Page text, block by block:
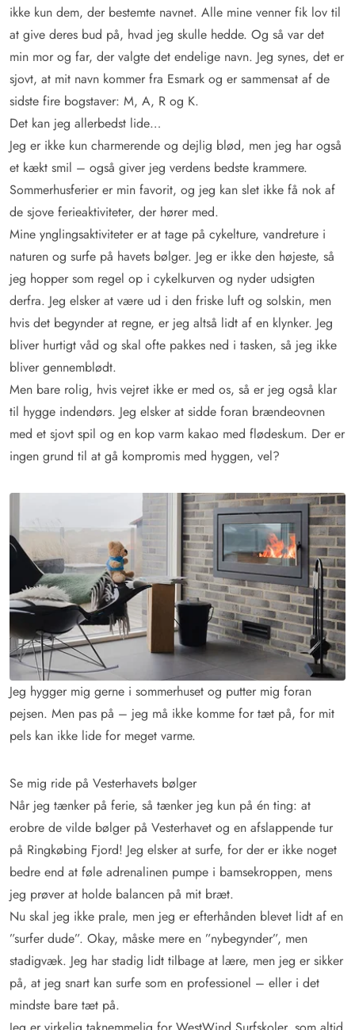
ikke kun dem, der bestemte navnet. Alle mine venner fik lov til
at give deres bud på, hvad jeg skulle hedde. Og så var det
min mor og far, der valgte det endelige navn. Jeg synes, det er
sjovt, at mit navn kommer fra Esmark og er sammensat af de
sidste fire bogstaver: M, A, R og K.
Det kan jeg allerbedst lide…
Jeg er ikke kun charmerende og dejlig blød, men jeg har også
et kækt smil – også giver jeg verdens bedste krammere.
Sommerhusferier er min favorit, og jeg kan slet ikke få nok af
de sjove ferieaktiviteter, der hører med.
Mine ynglingsaktiviteter er at tage på cykelture, vandreture i
naturen og surfe på havets bølger. Jeg er ikke den højeste, så
jeg hopper som regel op i cykelkurven og nyder udsigten
derfra. Jeg elsker at være ud i den friske luft og solskin, men
hvis det begynder at regne, er jeg altså lidt af en klynker. Jeg
bliver hurtigt våd og skal ofte pakkes ned i tasken, så jeg ikke
bliver gennemblødt.
Men bare rolig, hvis vejret ikke er med os, så er jeg også klar
til hygge indendørs. Jeg elsker at sidde foran brændeovnen
med et sjovt spil og en kop varm kakao med flødeskum. Der er
ingen grund til at gå kompromis med hyggen, vel?
Jeg hygger mig gerne i sommerhuset og putter mig foran
pejsen. Men pas på – jeg må ikke komme for tæt på, for mit
pels kan ikke lide for meget varme.
Se mig ride på Vesterhavets bølger
Når jeg tænker på ferie, så tænker jeg kun på én ting: at
erobre de vilde bølger på Vesterhavet og en afslappende tur
på Ringkøbing Fjord! Jeg elsker at surfe, for der er ikke noget
bedre end at føle adrenalinen pumpe i bamsekroppen, mens
jeg prøver at holde balancen på mit bræt.
Nu skal jeg ikke prale, men jeg er efterhånden blevet lidt af en
”surfer dude”. Okay, måske mere en ”nybegynder”, men
stadigvæk. Jeg har stadig lidt tilbage at lære, men jeg er sikker
på, at jeg snart kan surfe som en professionel – eller i det
mindste bare tæt på.